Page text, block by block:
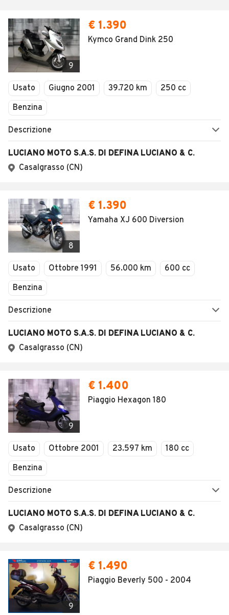
9
€ 1.390
Kymco Grand Dink 250
Usato Giugno 2001 39.720 km
250 cc
Benzina
Descrizione
LUCIANO MOTO S.A.S. DI DEFINA LUCIANO & C.
Casalgrasso (CN)
8
€ 1.390
Yamaha XJ 600 Diversion
Usato Ottobre 1991 56.000 km
600 cc
Benzina
Descrizione
LUCIANO MOTO S.A.S. DI DEFINA LUCIANO & C.
Casalgrasso (CN)
9
€ 1.400
Piaggio Hexagon 180
Usato Ottobre 2001 23.597 km
180 cc
Benzina
Descrizione
LUCIANO MOTO S.A.S. DI DEFINA LUCIANO & C.
Casalgrasso (CN)
9
€ 1.490
Piaggio Beverly 500 - 2004